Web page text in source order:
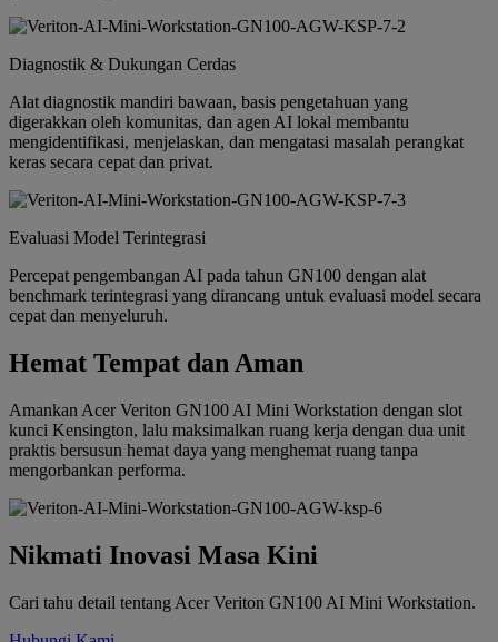
Diagnostik & Dukungan Cerdas
Alat diagnostik mandiri bawaan, basis pengetahuan yang
digerakkan oleh komunitas, dan agen AI lokal membantu
mengidentifikasi, menjelaskan, dan mengatasi masalah perangkat
keras secara cepat dan privat.
Evaluasi Model Terintegrasi
Percepat pengembangan AI pada tahun GN100 dengan alat
benchmark terintegrasi yang dirancang untuk evaluasi model secara
cepat dan menyeluruh.
Hemat Tempat dan Aman
Amankan Acer Veriton GN100 AI Mini Workstation dengan slot
kunci Kensington, lalu maksimalkan ruang kerja dengan dua unit
praktis bersusun hemat daya yang menghemat ruang tanpa
mengorbankan performa.
Nikmati Inovasi Masa Kini
Cari tahu detail tentang Acer Veriton GN100 AI Mini Workstation.